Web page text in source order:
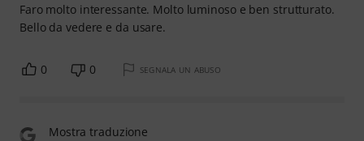
Faro molto interessante. Molto luminoso e ben strutturato.
Bello da vedere e da usare.
0 0 SEGNALA UN ABUSO
Mostra traduzione